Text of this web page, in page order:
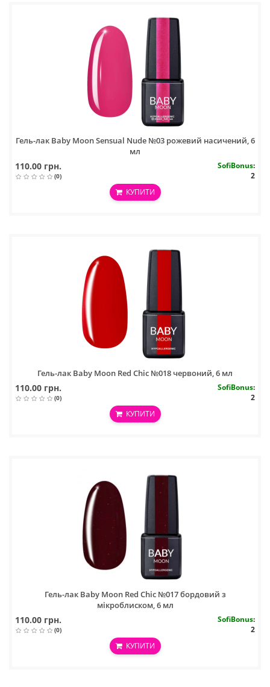
Гель-лак Baby Moon Sensual Nude №03 рожевий насичений, 6
мл
110.00 грн.
(0)
SofiBonus:
2
КУПИТИ
Гель-лак Baby Moon Red Chic №018 червоний, 6 мл
110.00 грн.
(0)
SofiBonus:
2
КУПИТИ
Гель-лак Baby Moon Red Chic №017 бордовий з
мікроблиском, 6 мл
110.00 грн.
(0)
SofiBonus:
2
КУПИТИ